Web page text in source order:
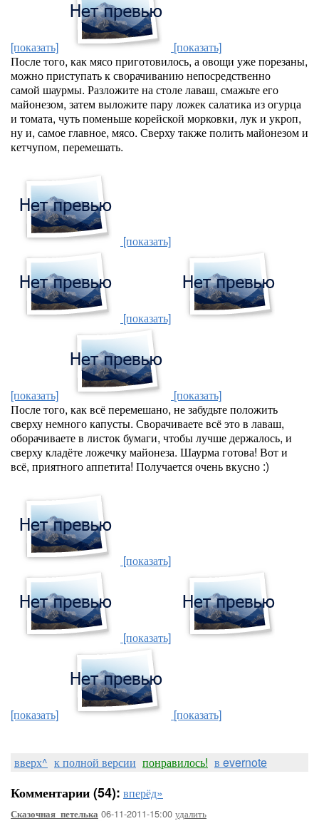
[показать]
[показать]
После того, как мясо приготовилось, а овощи уже порезаны,
можно приступать к сворачиванию непосредственно
самой шаурмы. Разложите на столе лаваш, смажьте его
майонезом, затем выложите пару ложек салатика из огурца
и томата, чуть поменьше корейской морковки, лук и укроп,
ну и, самое главное, мясо. Сверху также полить майонезом и
кетчупом, перемешать.
[показать]
[показать]
[показать]
[показать]
После того, как всё перемешано, не забудьте положить
сверху немного капусты. Сворачиваете всё это в лаваш,
оборачиваете в листок бумаги, чтобы лучше держалось, и
сверху кладёте ложечку майонеза. Шаурма готова! Вот и
всё, приятного аппетита! Получается очень вкусно :)
[показать]
[показать]
[показать] [показать]
вверх^ к полной версии понравилось! в evernote
Комментарии (54): вперёд»
Сказочная_петелька 06-11-2011-15:00 удалить